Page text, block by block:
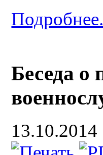
Беседа о
13.10.2014